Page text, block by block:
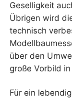
Geselligkeit
Übrigen wird
technisch
über den
große Vorbild
Für ein